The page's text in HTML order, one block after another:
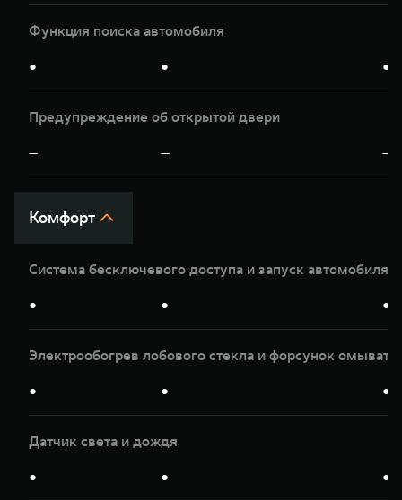
Функция поиска автомобиля
● ● ●
Предупреждение об открытой двери
— — —
Комфорт
Система бесключевого доступа и запуск автомобиля
● ● ●
Электрообогрев лобового стекла и форсунок
● ● ●
Датчик света и дождя
● ● ●